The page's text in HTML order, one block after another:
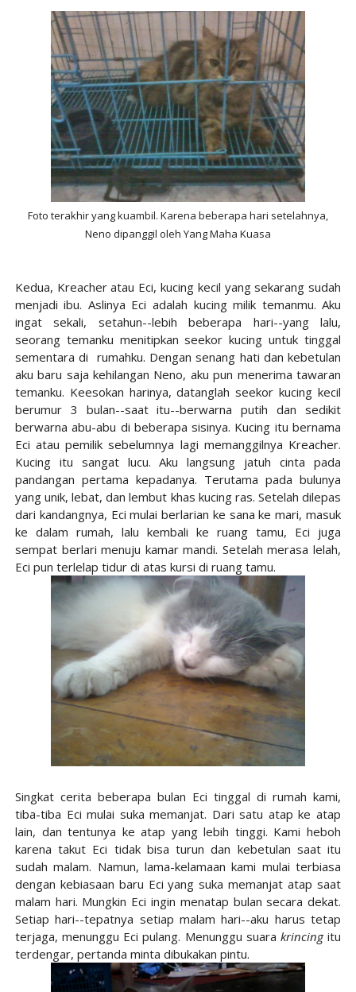
Foto terakhir yang kuambil. Karena beberapa hari setelahnya,
Neno dipanggil oleh Yang Maha Kuasa
Kedua, Kreacher atau Eci, kucing kecil yang sekarang sudah
menjadi ibu. Aslinya Eci adalah kucing milik temanmu. Aku
ingat sekali, setahun--lebih beberapa hari--yang lalu,
seorang temanku menitipkan seekor kucing untuk tinggal
sementara di rumahku. Dengan senang hati dan kebetulan
aku baru saja kehilangan Neno, aku pun menerima tawaran
temanku. Keesokan harinya, datanglah seekor kucing kecil
berumur 3 bulan--saat itu--berwarna putih dan sedikit
berwarna abu-abu di beberapa sisinya. Kucing itu bernama
Eci atau pemilik sebelumnya lagi memanggilnya Kreacher.
Kucing itu sangat lucu. Aku langsung jatuh cinta pada
pandangan pertama kepadanya. Terutama pada bulunya
yang unik, lebat, dan lembut khas kucing ras. Setelah dilepas
dari kandangnya, Eci mulai berlarian ke sana ke mari, masuk
ke dalam rumah, lalu kembali ke ruang tamu, Eci juga
sempat berlari menuju kamar mandi. Setelah merasa lelah,
Eci pun terlelap tidur di atas kursi di ruang tamu.
Singkat cerita beberapa bulan Eci tinggal di rumah kami,
tiba-tiba Eci mulai suka memanjat. Dari satu atap ke atap
lain, dan tentunya ke atap yang lebih tinggi. Kami heboh
karena takut Eci tidak bisa turun dan kebetulan saat itu
sudah malam. Namun, lama-kelamaan kami mulai terbiasa
dengan kebiasaan baru Eci yang suka memanjat atap saat
malam hari. Mungkin Eci ingin menatap bulan secara dekat.
Setiap hari--tepatnya setiap malam hari--aku harus tetap
terjaga, menunggu Eci pulang. Menunggu suara krincingitu
terdengar, pertanda minta dibukakan pintu.